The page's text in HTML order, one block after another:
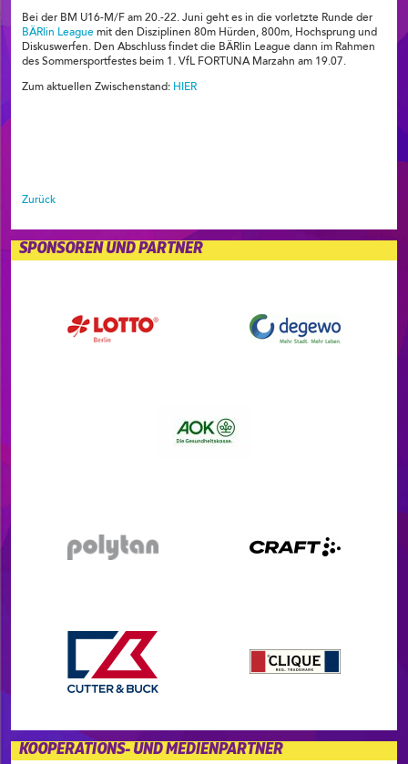
Bei der BM U16-M/F am 20.-22. Juni geht es in die vorletzte Runde der
BÄRlin League mit den Disziplinen 80m Hürden, 800m, Hochsprung und
Diskuswerfen. Den Abschluss findet die BÄRlin League dann im Rahmen
des Sommersportfestes beim 1. VfL FORTUNA Marzahn am 19.07.
Zum aktuellen Zwischenstand: HIER
Zurück
SPONSOREN UND PARTNER
KOOPERATIONS- UND MEDIENPARTNER